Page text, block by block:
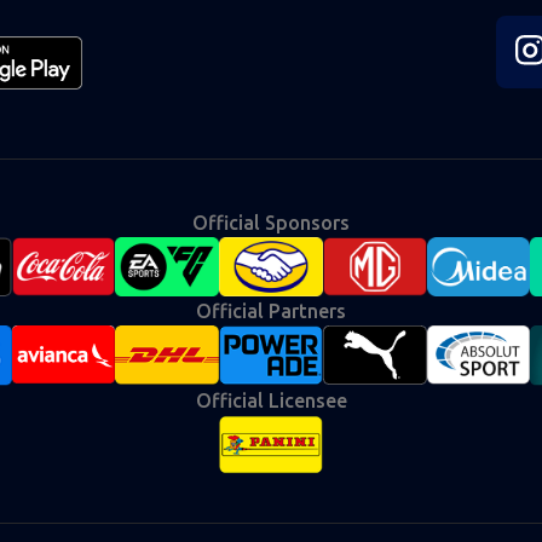
us
on
Official Sponsors
Official Partners
Official Licensee